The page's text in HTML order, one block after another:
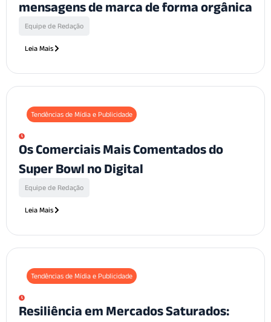
mensagens de marca de forma orgânica
Equipe de Redação
Leia Mais
Tendências de Mídia e Publicidade
Os Comerciais Mais Comentados do
Super Bowl no Digital
Equipe de Redação
Leia Mais
Tendências de Mídia e Publicidade
Resiliência em Mercados Saturados: